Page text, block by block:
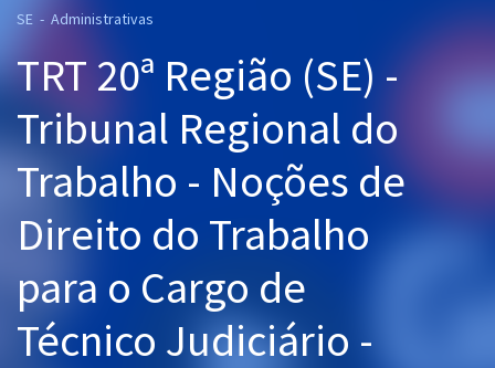
Cursos 20% OFF
Pós
Graduação
OAB
Questões grátis
SE - Administrativas
TRT 20ª Região (SE) -
Tribunal Regional do
Trabalho - Noções de
Direito do Trabalho
para o Cargo de
Técnico Judiciário -